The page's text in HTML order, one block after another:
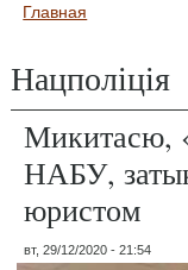
Вы здесь
Главная
Нацполіція
Микитасю,
НАБУ,
юристом
вт, 29/12/2020 - 21:54